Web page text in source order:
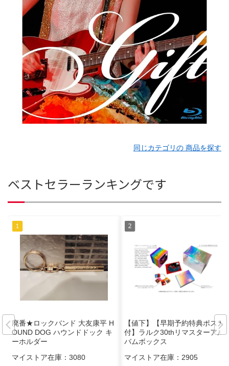
同じカテゴリの 商品を探す
ベストセラーランキングです
廃番★ロックバンド 大友康平 H
OUND DOG ハウンドドック キ
ーホルダー
マイストア在庫： 3080
【値下】【早期予約特典ポスカ
付】ラルク30thリマスターアル
バムボックス
マイストア在庫： 2905